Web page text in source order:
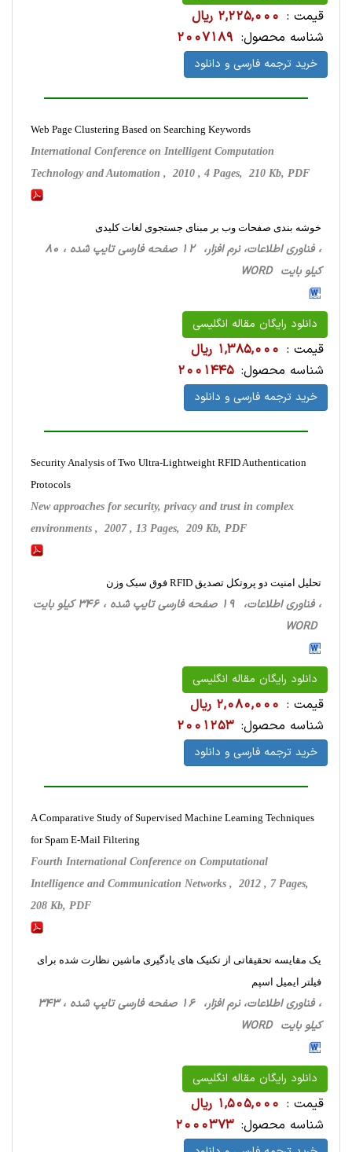
قیمت : 2,225,000 ریال
شناسه محصول: 2007189
خرید ترجمه فارسی و دانلود
Web Page Clustering Based on Searching Keywords
International Conference on Intelligent Computation
Technology and Automation , 2010 , 4 Pages, 210 Kb, PDF
خوشه بندی صفحات وب بر مبنای جستجوی لغات کلیدی
، فناوری اطلاعات، نرم افزار، 12 صفحه فارسی تایپ شده ، 80
کیلو بایت WORD
دانلود رایگان مقاله انگلیسی
قیمت : 1,385,000 ریال
شناسه محصول: 2001445
خرید ترجمه فارسی و دانلود
Security Analysis of Two Ultra-Lightweight RFID Authentication
Protocols
New approaches for security, privacy and trust in complex
environments , 2007 , 13 Pages, 209 Kb, PDF
تحلیل امنیت دو پروتکل تصدیق RFID فوق سبک وزن
، فناوری اطلاعات، 19 صفحه فارسی تایپ شده ، 346 کیلو بایت
WORD
دانلود رایگان مقاله انگلیسی
قیمت : 2,080,000 ریال
شناسه محصول: 2001253
خرید ترجمه فارسی و دانلود
A Comparative Study of Supervised Machine Learning Techniques
for Spam E-Mail Filtering
Fourth International Conference on Computational
Intelligence and Communication Networks , 2012 , 7 Pages,
208 Kb, PDF
یک مقایسه تحقیقاتی از تکنیک های یادگیری ماشین نظارت شده برای
فیلتر ایمیل اسپم
، فناوری اطلاعات، نرم افزار، 16 صفحه فارسی تایپ شده ، 343
کیلو بایت WORD
دانلود رایگان مقاله انگلیسی
قیمت : 1,505,000 ریال
شناسه محصول: 2000373